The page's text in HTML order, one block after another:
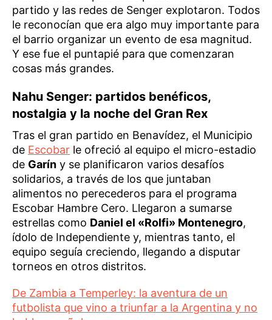
partido y las redes de Senger explotaron. Todos
le reconocían que era algo muy importante para
el barrio organizar un evento de esa magnitud.
Y ese fue el puntapié para que comenzaran
cosas más grandes.
Nahu Senger: partidos benéficos,
nostalgia y la noche del Gran Rex
Tras el gran partido en Benavídez, el Municipio
de Escobar le ofreció al equipo el micro-estadio
de Garín y se planificaron varios desafíos
solidarios, a través de los que juntaban
alimentos no perecederos para el programa
Escobar Hambre Cero. Llegaron a sumarse
estrellas como Daniel el «Rolfi» Montenegro,
ídolo de Independiente y, mientras tanto, el
equipo seguía creciendo, llegando a disputar
torneos en otros distritos.
De Zambia a Temperley: la aventura de un
futbolista que vino a triunfar a la Argentina y no